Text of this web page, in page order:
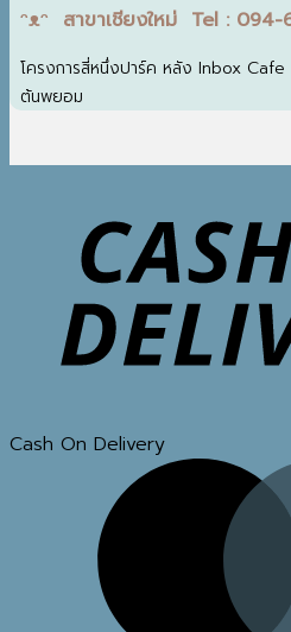
ᵔᴥᵔ สาขาเชียงใหม่ Tel :
โครงการสี่หนึ่งปาร์ค หลัง Inbox
ต้นพยอม
Cash On Delivery